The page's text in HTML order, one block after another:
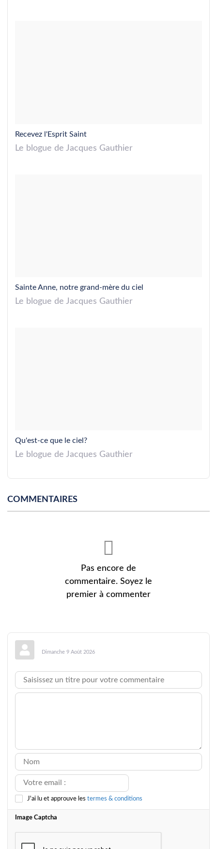
Recevez l'Esprit Saint
Le blogue de Jacques Gauthier
Sainte Anne, notre grand-mère du ciel
Le blogue de Jacques Gauthier
Qu'est-ce que le ciel?
Le blogue de Jacques Gauthier
COMMENTAIRES
Pas encore de
commentaire. Soyez le
premier à commenter
Dimanche 9 Août 2026
J'ai lu et approuve les termes & conditions
Image Captcha